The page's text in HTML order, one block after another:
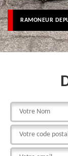
RAMONEUR